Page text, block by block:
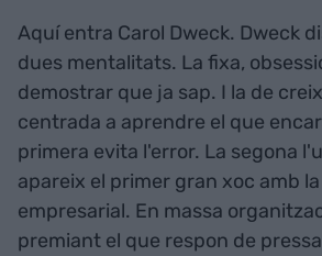
Aquí entra Carol Dweck. Dweck
dues mentalitats. La fixa,
demostrar que ja sap. I la de
centrada a aprendre el que
primera evita l'error. La segona
apareix el primer gran xoc amb
empresarial. En massa
premiant el que respon de